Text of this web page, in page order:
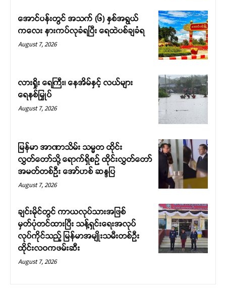
အောင်ပန်းတွင် အသက် (၆) နှစ်အရွယ်
ကလေး နားကပ်လုခံရပြီး ရေထဲပစ်ချခံရ
August 7, 2026
လားရှိုး ရေကြီး၊ နေအိမ်နှင့် လယ်များ
ရေနစ်မြှုပ်
August 7, 2026
မြန်မာ အာဏာသိမ်း သမ္မတ ထိုင်း
လွှတ်တော်သို့ ရောက်ရှိစဉ် ထိုင်းလွှတ်တော်
အမတ်တစ်ဦး အော်ဟစ် ဆန္ဒပြ
August 7, 2026
ချင်းမိုင်တွင် ကာယလုပ်သားအဖြစ်
မှတ်ပုံတင်ထားပြီး သန့်ရှင်းရေးအလုပ်
လုပ်ကိုင်သည့် မြန်မာအမျိုးသမီးတစ်ဦး
ထိုင်းလဝကဖမ်းဆီး
August 7, 2026